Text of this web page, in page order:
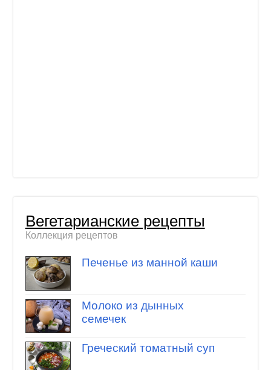
Вегетарианские рецепты
Коллекция рецептов
Печенье из манной каши
Молоко из дынных
семечек
Греческий томатный суп